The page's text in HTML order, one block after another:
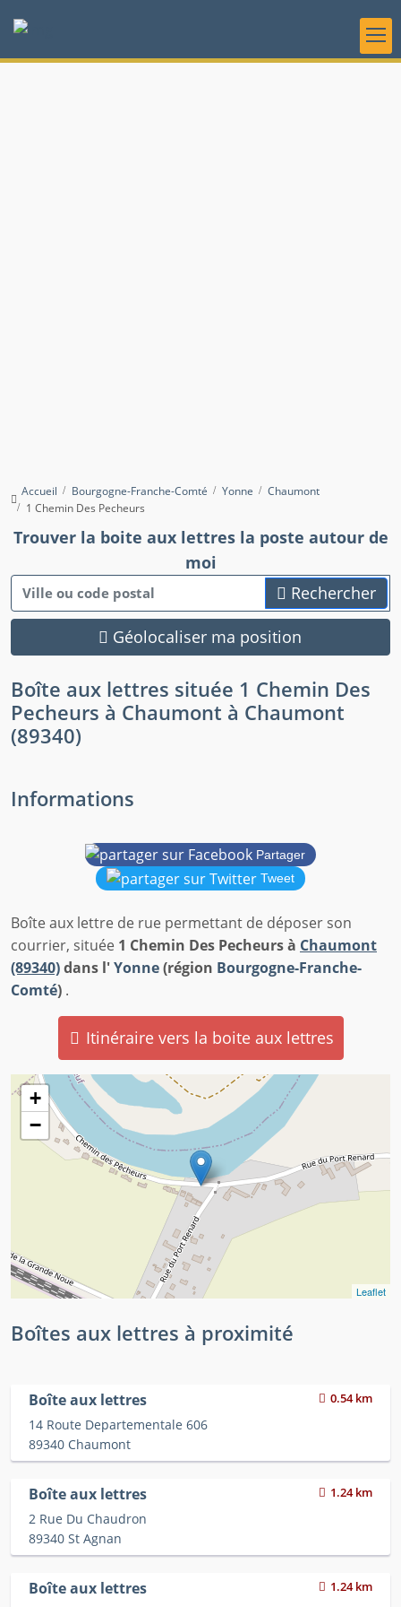
Accueil Bourgogne-Franche-Comté Yonne
Chaumont
1 Chemin Des Pecheurs
Trouver la boite aux lettres la poste autour de
moi
Rechercher
Géolocaliser ma position
Boîte aux lettres située 1 Chemin Des
Pecheurs à Chaumont à Chaumont
(89340)
Informations
Partager
Tweet
Boîte aux lettre de rue permettant de déposer son
courrier, située 1 Chemin Des Pecheurs à Chaumont
(89340)dans l'Yonne(région Bourgogne-Franche-
Comté) .
Itinéraire vers la boite aux lettres
+
−
Leaflet
Boîtes aux lettres à proximité
Boîte aux lettres 0.54 km
14 Route Departementale 606
89340 Chaumont
Boîte aux lettres 1.24 km
2 Rue Du Chaudron
89340 St Agnan
Boîte aux lettres 1.24 km